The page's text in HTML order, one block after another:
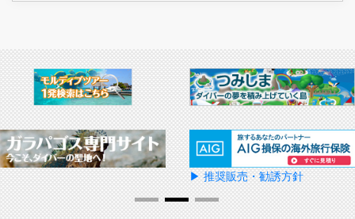
▶ 推奨販売・勧誘方針